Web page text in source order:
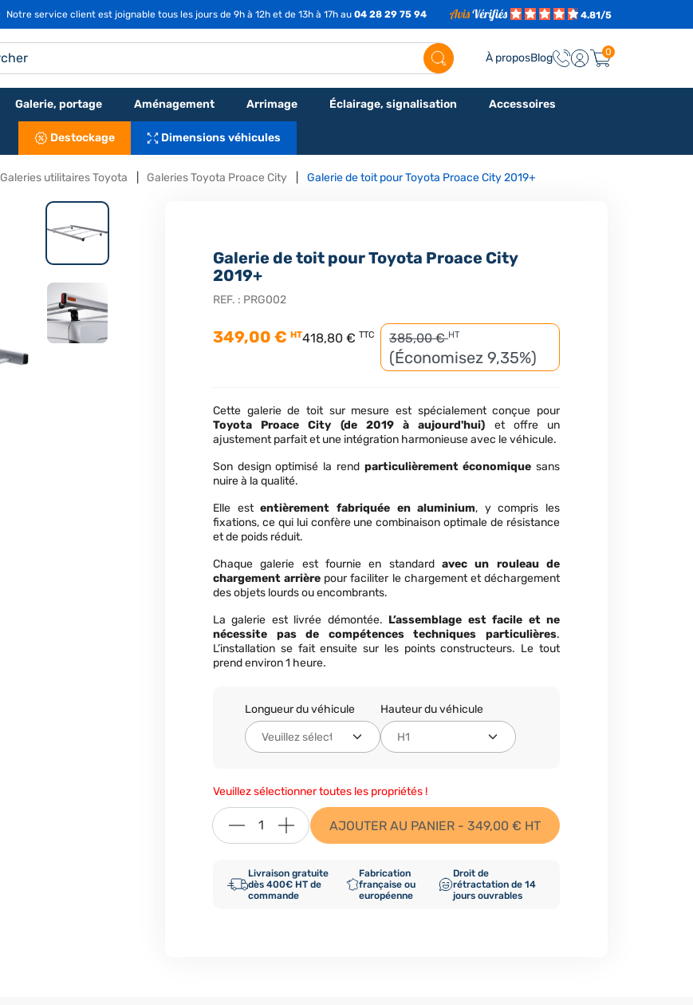
Notre service client est joignable tous les jours de 9h à 12h et de 13h à 17h au 04 28 29 75 94 4.81/5
À proposBlog 0
Galerie, portage Aménagement Arrimage Éclairage, signalisation Accessoires
Destockage Dimensions véhicules
Galeries utilitaires Toyota Galeries Toyota Proace City Galerie de toit pour Toyota Proace City 2019+
Galerie de toit pour Toyota Proace City
2019+
REF. : PRG002
349,00 € HT418,80 € TTC 385,00 €HT
(Économisez 9,35%)
Cette galerie de toit sur mesure est spécialement conçue pour
Toyota Proace City (de 2019 à aujourd'hui) et offre un
ajustement parfait et une intégration harmonieuse avec le véhicule.
Son design optimisé la rend particulièrement économique sans
nuire à la qualité.
Elle estentièrement fabriquée en aluminium, y compris les
fixations, ce qui lui confère une combinaison optimale de résistance
et de poids réduit.
Chaque galerie est fournie en standard avec un rouleau de
chargement arrière pour faciliter le chargement et déchargement
des objets lourds ou encombrants.
La galerie est livrée démontée. L’assemblage est facile et ne
nécessite pas de compétences techniques particulières.
L’installation se fait ensuite sur les points constructeurs. Le tout
prend environ 1 heure.
Longueur du véhicule Hauteur du véhicule
Veuillez sélectionner toutes les propriétés !
AJOUTER AU PANIER - 349,00 € HT
Livraison gratuite
dès 400€ HT de
commande
Fabrication
française ou
européenne
Droit de
rétractation de 14
jours ouvrables